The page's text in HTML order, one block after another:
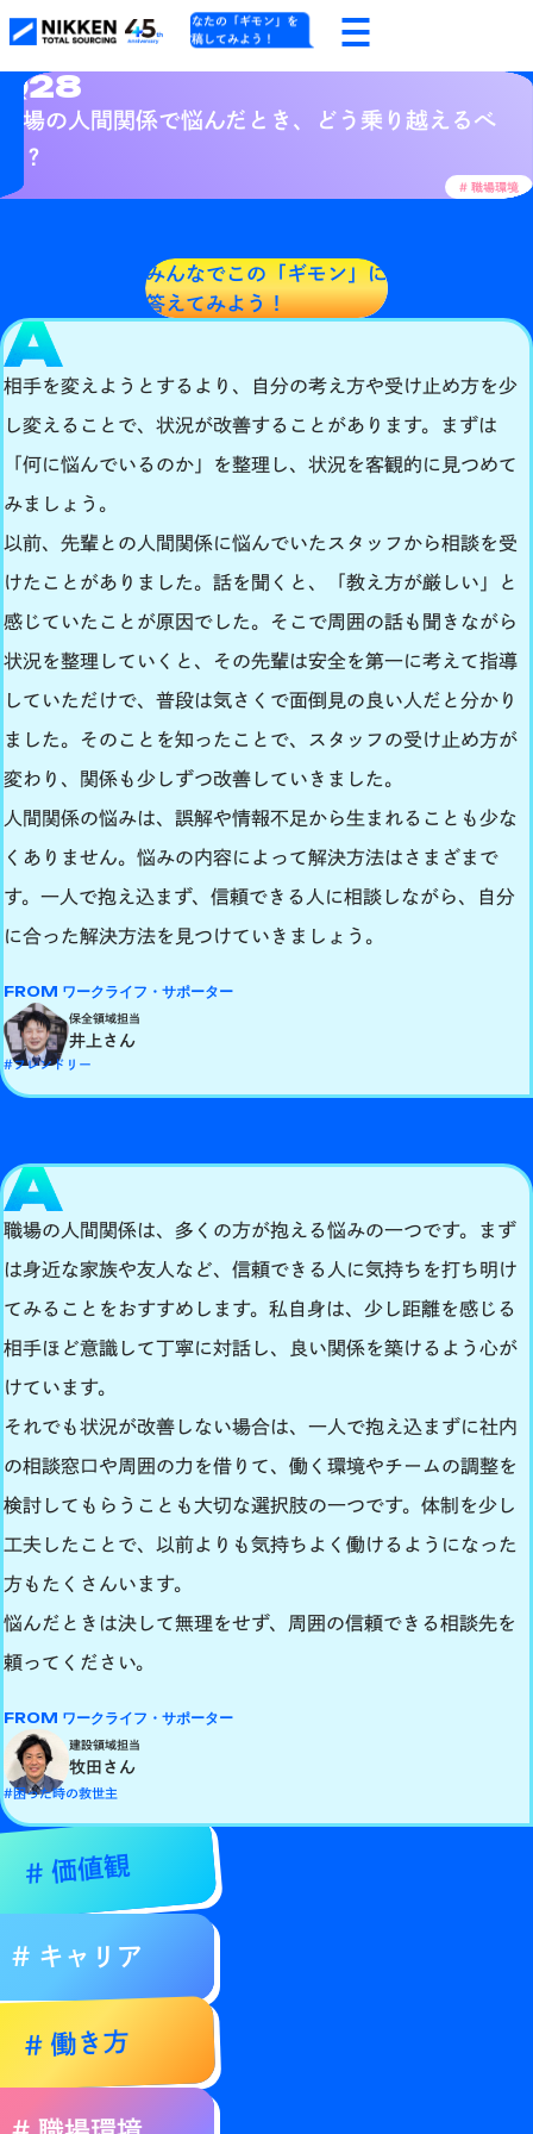
あなたの「ギモン」を
投稿してみよう！
# 価値観
# キャリア
# 働き方
Q28
職場の人間関係で悩んだとき、どう乗り越えるべ
き？
# 職場環境
みんなでこの「ギモン」に
答えてみよう！
相手を変えようとするより、自分の考え方や受け止め方を少
し変えることで、状況が改善することがあります。まずは
「何に悩んでいるのか」を整理し、状況を客観的に見つめて
みましょう。
以前、先輩との人間関係に悩んでいたスタッフから相談を受
けたことがありました。話を聞くと、「教え方が厳しい」と
感じていたことが原因でした。そこで周囲の話も聞きながら
状況を整理していくと、その先輩は安全を第一に考えて指導
していただけで、普段は気さくで面倒見の良い人だと分かり
ました。そのことを知ったことで、スタッフの受け止め方が
変わり、関係も少しずつ改善していきました。
人間関係の悩みは、誤解や情報不足から生まれることも少な
くありません。悩みの内容によって解決方法はさまざまで
す。一人で抱え込まず、信頼できる人に相談しながら、自分
に合った解決方法を見つけていきましょう。
FROM ワークライフ・サポーター
井上さん
保全領域担当
#フレンドリー
職場の人間関係は、多くの方が抱える悩みの一つです。まず
は身近な家族や友人など、信頼できる人に気持ちを打ち明け
てみることをおすすめします。私自身は、少し距離を感じる
相手ほど意識して丁寧に対話し、良い関係を築けるよう心が
けています。
それでも状況が改善しない場合は、一人で抱え込まずに社内
の相談窓口や周囲の力を借りて、働く環境やチームの調整を
検討してもらうことも大切な選択肢の一つです。体制を少し
工夫したことで、以前よりも気持ちよく働けるようになった
方もたくさんいます。
悩んだときは決して無理をせず、周囲の信頼できる相談先を
頼ってください。
FROM ワークライフ・サポーター
牧田さん
建設領域担当
#困った時の救世主